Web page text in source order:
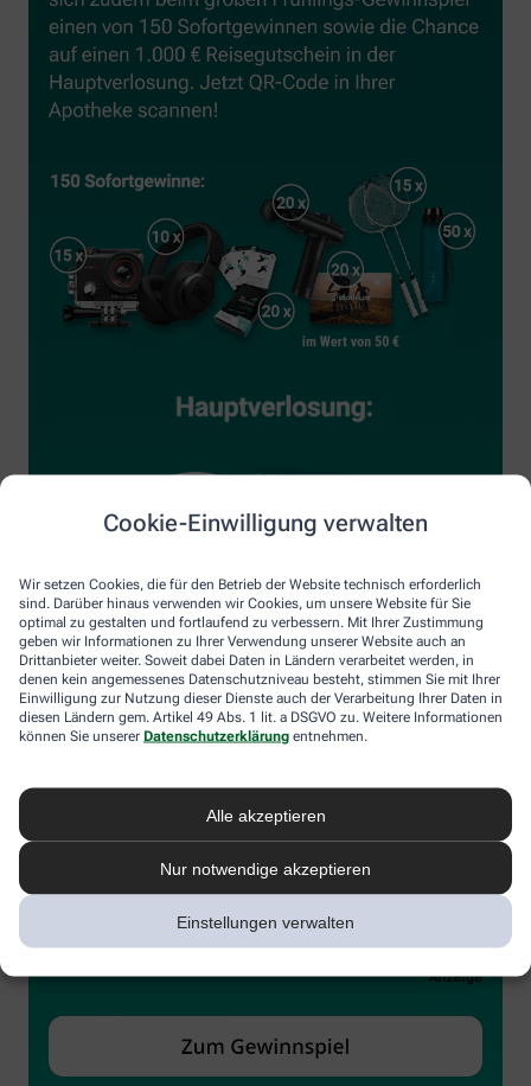
Cookie-Einwilligung verwalten
Wir setzen Cookies, die für den Betrieb der Website technisch erforderlich
sind. Darüber hinaus verwenden wir Cookies, um unsere Website für Sie
optimal zu gestalten und fortlaufend zu verbessern. Mit Ihrer Zustimmung
geben wir Informationen zu Ihrer Verwendung unserer Website auch an
Drittanbieter weiter. Soweit dabei Daten in Ländern verarbeitet werden, in
denen kein angemessenes Datenschutzniveau besteht, stimmen Sie mit Ihrer
Einwilligung zur Nutzung dieser Dienste auch der Verarbeitung Ihrer Daten in
diesen Ländern gem. Artikel 49 Abs. 1 lit. a DSGVO zu. Weitere Informationen
können Sie unserer Datenschutzerklärung entnehmen.
Alle akzeptieren
Nur notwendige akzeptieren
Einstellungen verwalten